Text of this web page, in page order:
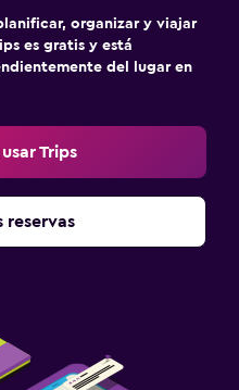
organizar y viajar
es gratis y está
del lugar en
Trips
reservas